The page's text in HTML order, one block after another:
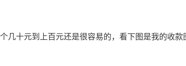
几十元到上百元还是很容易的，看下图是我的收款